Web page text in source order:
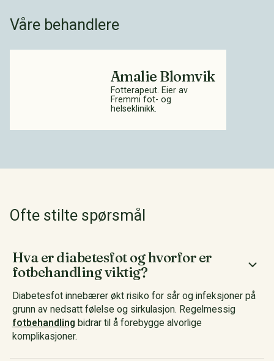
Våre behandlere
Amalie Blomvik
Fotterapeut. Eier av
Fremmi fot- og
helseklinikk.
Ofte stilte spørsmål
Hva er diabetesfot og hvorfor er
fotbehandling viktig?
Diabetesfot innebærer økt risiko for sår og infeksjoner på
grunn av nedsatt følelse og sirkulasjon. Regelmessig
fotbehandling bidrar til å forebygge alvorlige
komplikasjoner.